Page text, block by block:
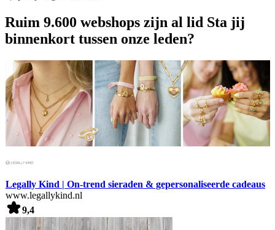
Ruim 9.600 webshops zijn al lid Sta jij
binnenkort tussen onze leden?
Legally Kind | On-trend sieraden & gepersonaliseerde cadeaus
www.legallykind.nl
9,4